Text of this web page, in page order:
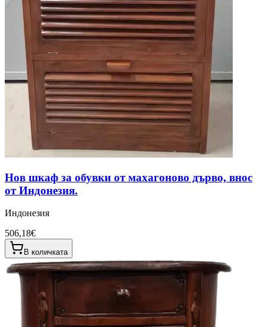
Нов шкаф за обувки от махагоново дърво, внос
от Индонезия.
Индонезия
506,18€
В количката